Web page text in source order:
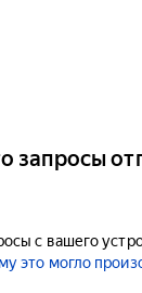
запросы
с вашего
это могло